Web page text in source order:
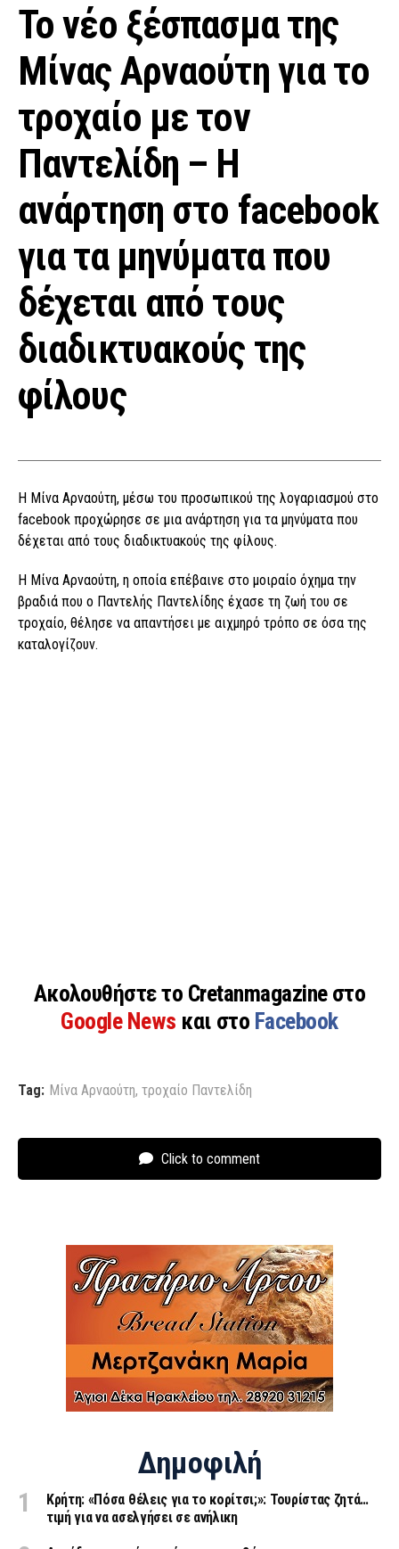
Το νέο ξέσπασμα της
Μίνας Αρναούτη για το
τροχαίο με τον
Παντελίδη – Η
ανάρτηση στο facebook
για τα μηνύματα που
δέχεται από τους
διαδικτυακούς της
φίλους
Η Μίνα Αρναούτη, μέσω του προσωπικού της λογαριασμού στο
facebook προχώρησε σε μια ανάρτηση για τα μηνύματα που
δέχεται από τους διαδικτυακούς της φίλους.
Η Μίνα Αρναούτη, η οποία επέβαινε στο μοιραίο όχημα την
βραδιά που ο Παντελής Παντελίδης έχασε τη ζωή του σε
τροχαίο, θέλησε να απαντήσει με αιχμηρό τρόπο σε όσα της
καταλογίζουν.
Ακολουθήστε το Cretanmagazine στο
Google News και στο Facebook
Tag: Μίνα Αρναούτη, τροχαίο Παντελίδη
Click to comment
Δημοφιλή
Κρήτη: «Πόσα θέλεις για το κορίτσι;»: Τουρίστας ζητά…
τιμή για να ασελγήσει σε ανήλικη